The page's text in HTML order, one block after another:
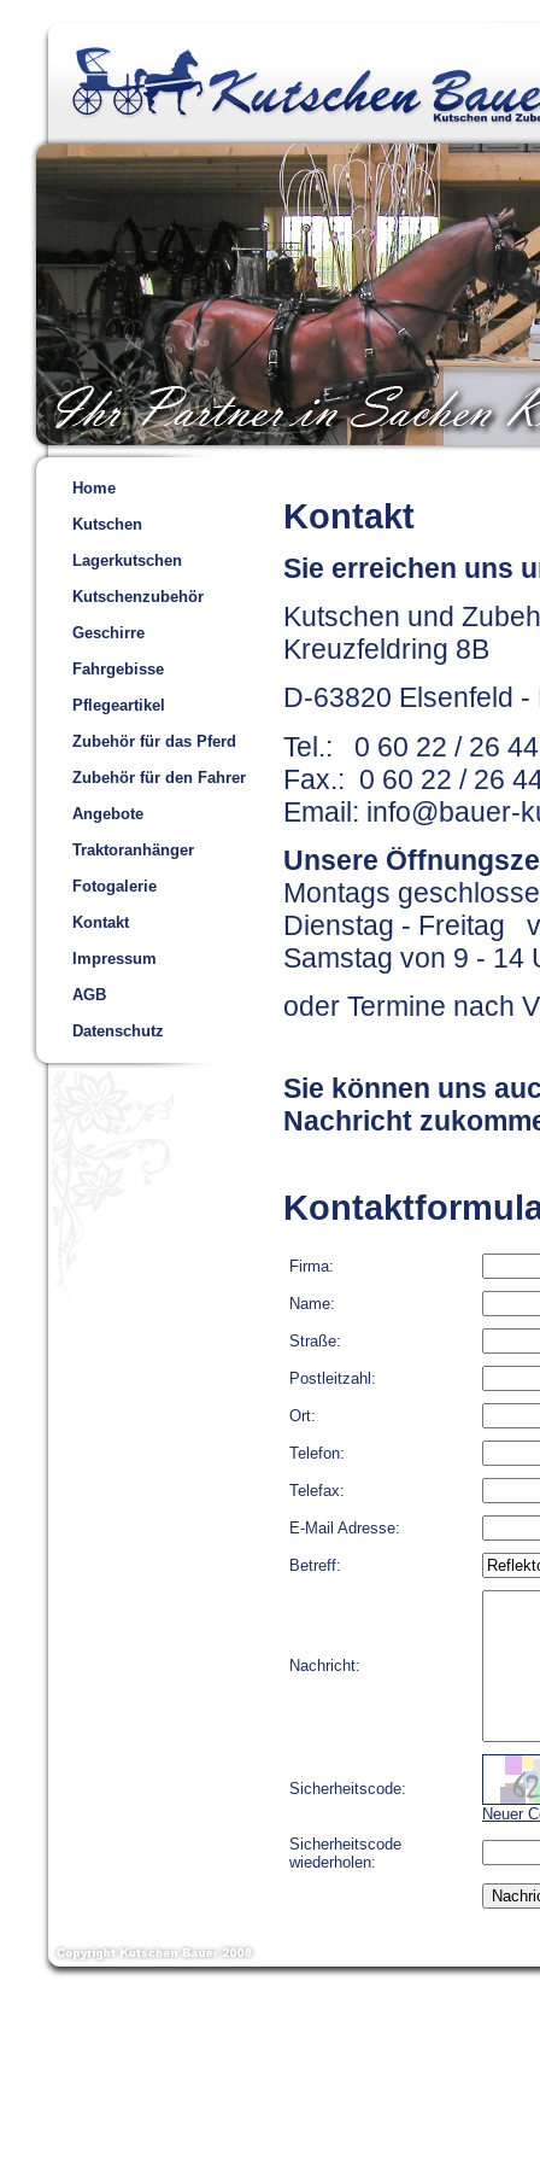
Home
Kutschen
Lagerkutschen
Kutschenzubehör
Geschirre
Fahrgebisse
Pflegeartikel
Zubehör für das Pferd
Zubehör für den Fahrer
Angebote
Traktoranhänger
Fotogalerie
Kontakt
Impressum
AGB
Datenschutz
Kontakt
Sie erreichen uns
Kutschen und
Kreuzfeldring 8B
D-63820 Elsenfeld -
Tel.: 0 60 22 / 26
Fax.: 0 60 22 / 26
Email: info@bauer-
Unsere
Montags
Dienstag - Freitag
Samstag von 9 - 14
oder Termine nach
Sie können uns
Nachricht
Firma:
Name:
Straße:
Postleitzahl:
Ort:
Telefon:
Telefax:
E-Mail Adresse:
Betreff:
Nachricht:
Sicherheitscode:
Neuer
Sicherheitscode
wiederholen: